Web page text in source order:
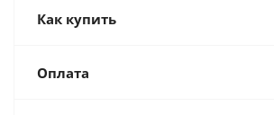
Как купить
Оплата